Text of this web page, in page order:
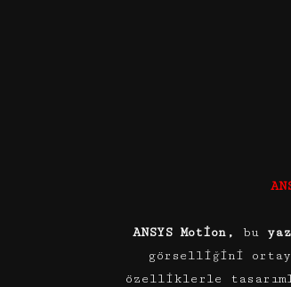
ANSYS Motion, bu
görselliğini
özelliklerle